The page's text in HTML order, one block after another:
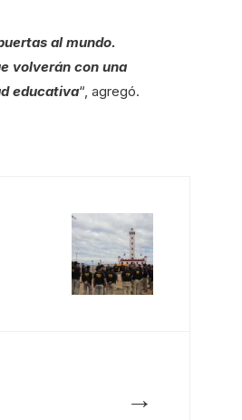
al mundo.
volverán con una
educativa“, agregó.
→